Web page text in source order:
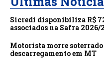
Sicredi disponibiliza R$
associados na Safra 2026/
Motorista morre
descarregamento em MT